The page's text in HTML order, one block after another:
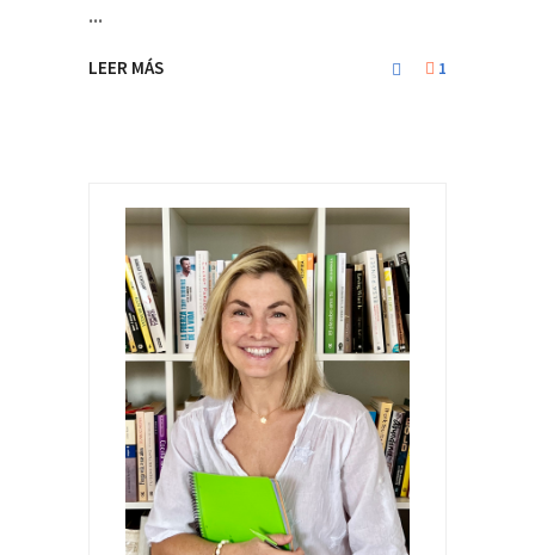
LEER MÁS 1